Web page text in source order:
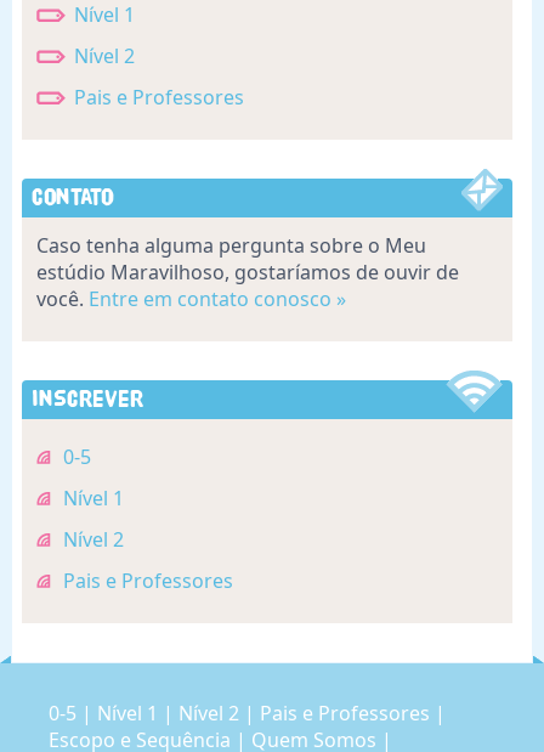
Nível 1
Nível 2
Pais e Professores
Contato
Caso tenha alguma pergunta sobre o Meu
estúdio Maravilhoso, gostaríamos de ouvir de
você. Entre em contato conosco »
Inscrever
0-5
Nível 1
Nível 2
Pais e Professores
0-5 | Nível 1 | Nível 2 | Pais e Professores |
Escopo e Sequência | Quem Somos |